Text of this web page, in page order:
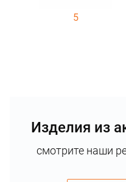
5
Изделия из
смотрите наши